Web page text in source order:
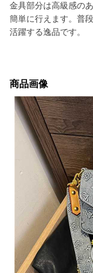
金具部分は高級感の
簡単に行えます。普
活躍する逸品です。
商品画像